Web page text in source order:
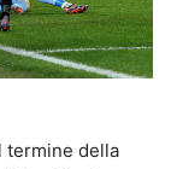
termine della